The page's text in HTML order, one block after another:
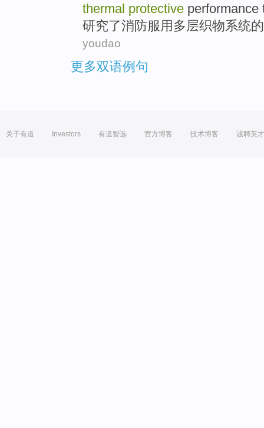
thermal protective performance
研究了消防服用多层织物系统
youdao
更多双语例句
关于有道 Investors 有道智选 官方博客 技术博客 诚聘英才